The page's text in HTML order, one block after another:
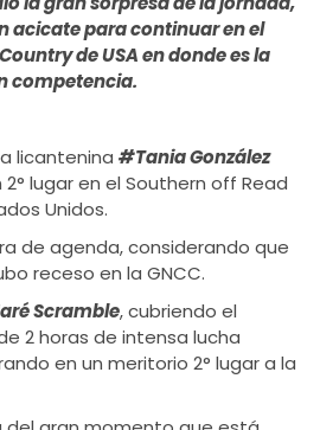
acicate para continuar en el
de USA en donde es la
competencia.
licantenina#Tania González
lugar en el Southern off Read
Unidos.
de agenda, considerando que
receso en la GNCC.
Scramble, cubriendo el
2 horas de intensa lucha
en un meritorio 2° lugar a la